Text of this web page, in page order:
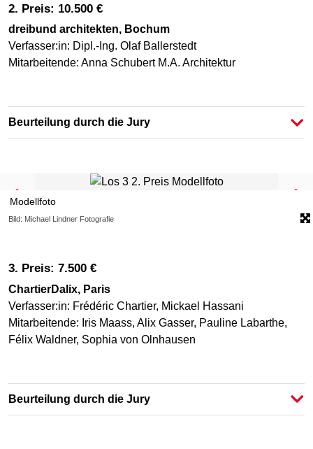
2. Preis: 10.500 €
dreibund architekten, Bochum
Verfasser:in: Dipl.-Ing. Olaf Ballerstedt
Mitarbeitende: Anna Schubert M.A. Architektur
Beurteilung durch die Jury
Modellfoto
Bild: Michael Lindner Fotografie
3. Preis: 7.500 €
ChartierDalix, Paris
Verfasser:in: Frédéric Chartier, Mickael Hassani
Mitarbeitende: Iris Maass, Alix Gasser, Pauline Labarthe,
Félix Waldner, Sophia von Olnhausen
Beurteilung durch die Jury